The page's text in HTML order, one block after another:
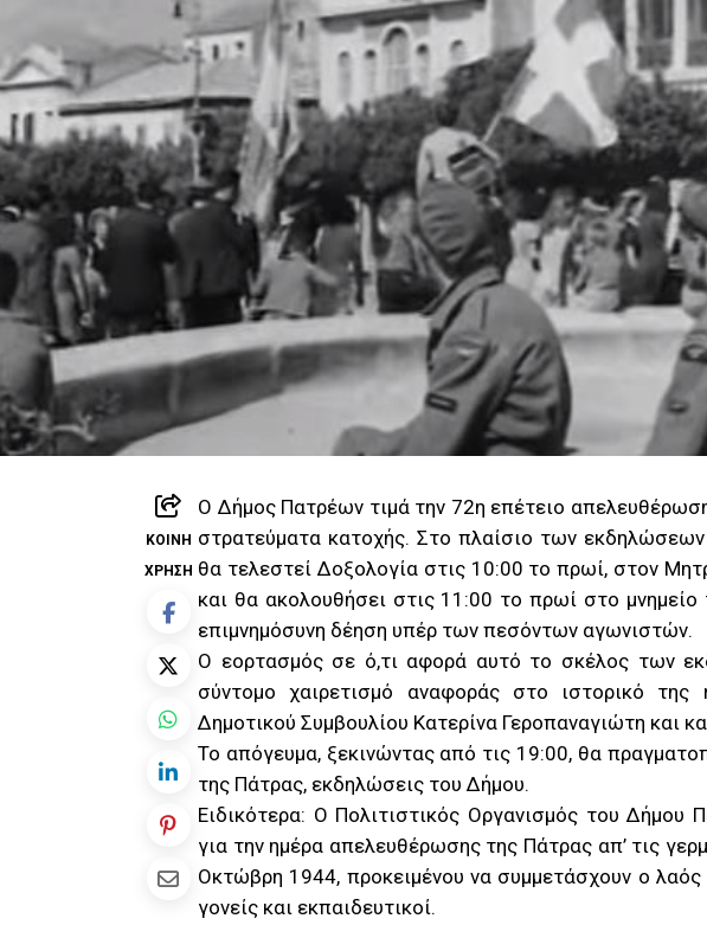
ΚΟΙΝΉ
ΧΡΉΣΗ
Ο Δήμος Πατρέων τιμά την 72η επέτειο
στρατεύματα κατοχής. Στο πλαίσιο των
θα τελεστεί Δοξολογία στις 10:00 το πρωί, στον
και θα ακολουθήσει στις 11:00 το πρωί στο
επιμνημόσυνη δέηση υπέρ των πεσόντων αγωνιστών.
Ο εορτασμός σε ό,τι αφορά αυτό το σκέλος των
σύντομο χαιρετισμό αναφοράς στο ιστορικό
Δημοτικού Συμβουλίου Κατερίνα Γεροπαναγιώτη και
Το απόγευμα, ξεκινώντας από τις 19:00, θα
της Πάτρας, εκδηλώσεις του Δήμου.
Ειδικότερα: Ο Πολιτιστικός Οργανισμός του Δήμου
για την ημέρα απελευθέρωσης της Πάτρας απ’ τις
Οκτώβρη 1944, προκειμένου να συμμετάσχουν ο λαός
γονείς και εκπαιδευτικοί.